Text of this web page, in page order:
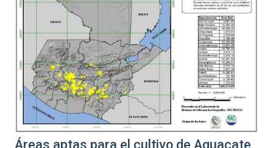
Áreas aptas para el cultivo de Aguacate